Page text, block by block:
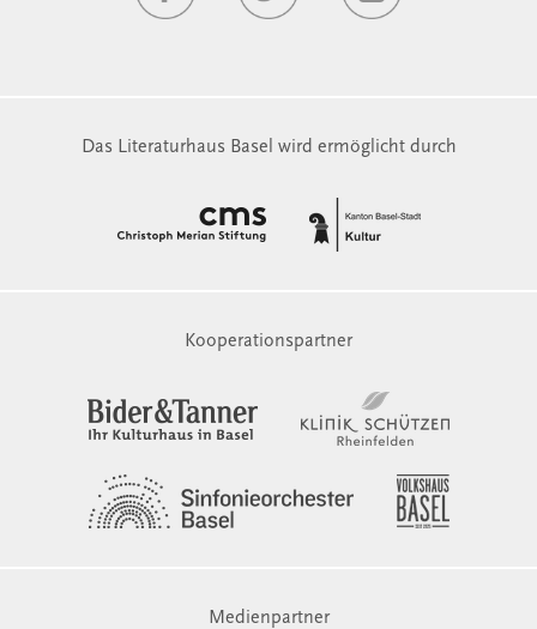
Das Literaturhaus Basel wird ermöglicht durch
Kooperationspartner
Medienpartner